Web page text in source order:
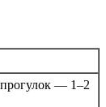
— 1–2